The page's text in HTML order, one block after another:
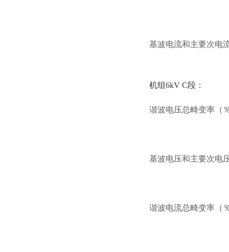
基波电流和主要次电
机组6kV C段：
谐波电压总畸变率（
基波电压和主要次电
谐波电流总畸变率（